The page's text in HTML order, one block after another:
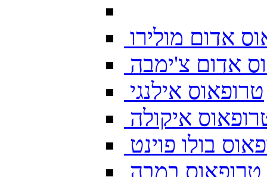
אדום מולירו
אדום צ'ימבה
טרופאוס אילנגי
איקולה
בולו פוינט
טרופאוס במבה